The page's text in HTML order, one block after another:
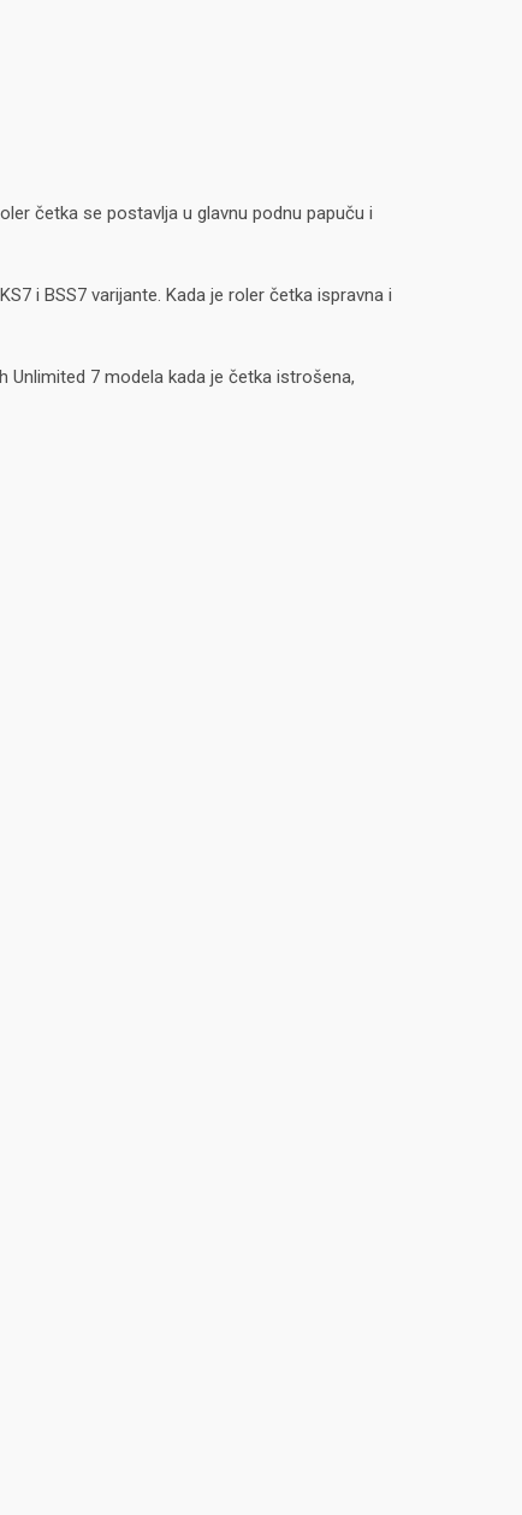
četka se postavlja u glavnu podnu papuču i
i BSS7 varijante. Kada je roler četka ispravna i
7 modela kada je četka istrošena,